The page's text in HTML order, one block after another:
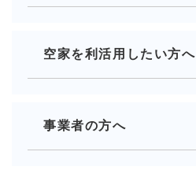
空家を利活用したい方へ
事業者の方へ